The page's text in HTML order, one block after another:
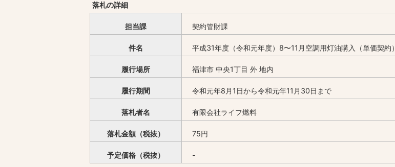
落札の詳細
担当課 契約管財課
件名 平成31年度（令和元年度）8〜11月空調用灯油購入（単価契約）
履行場所 福津市 中央1丁目 外 地内
履行期間 令和元年8月1日から令和元年11月30日まで
落札者名 有限会社ライフ燃料
落札金額（税抜） 75円
予定価格（税抜） -